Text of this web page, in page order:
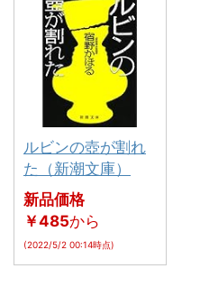
ルビンの壺が割れ
た（新潮文庫）
新品価格
￥485から
(2022/5/2 00:14時点)